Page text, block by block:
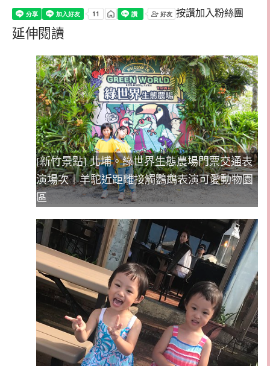
按讚加入粉絲團
延伸閱讀
[新竹景點] 北埔。綠世界生態農場門票交通表
演場次｜羊駝近距離接觸鸚鵡表演可愛動物園
區